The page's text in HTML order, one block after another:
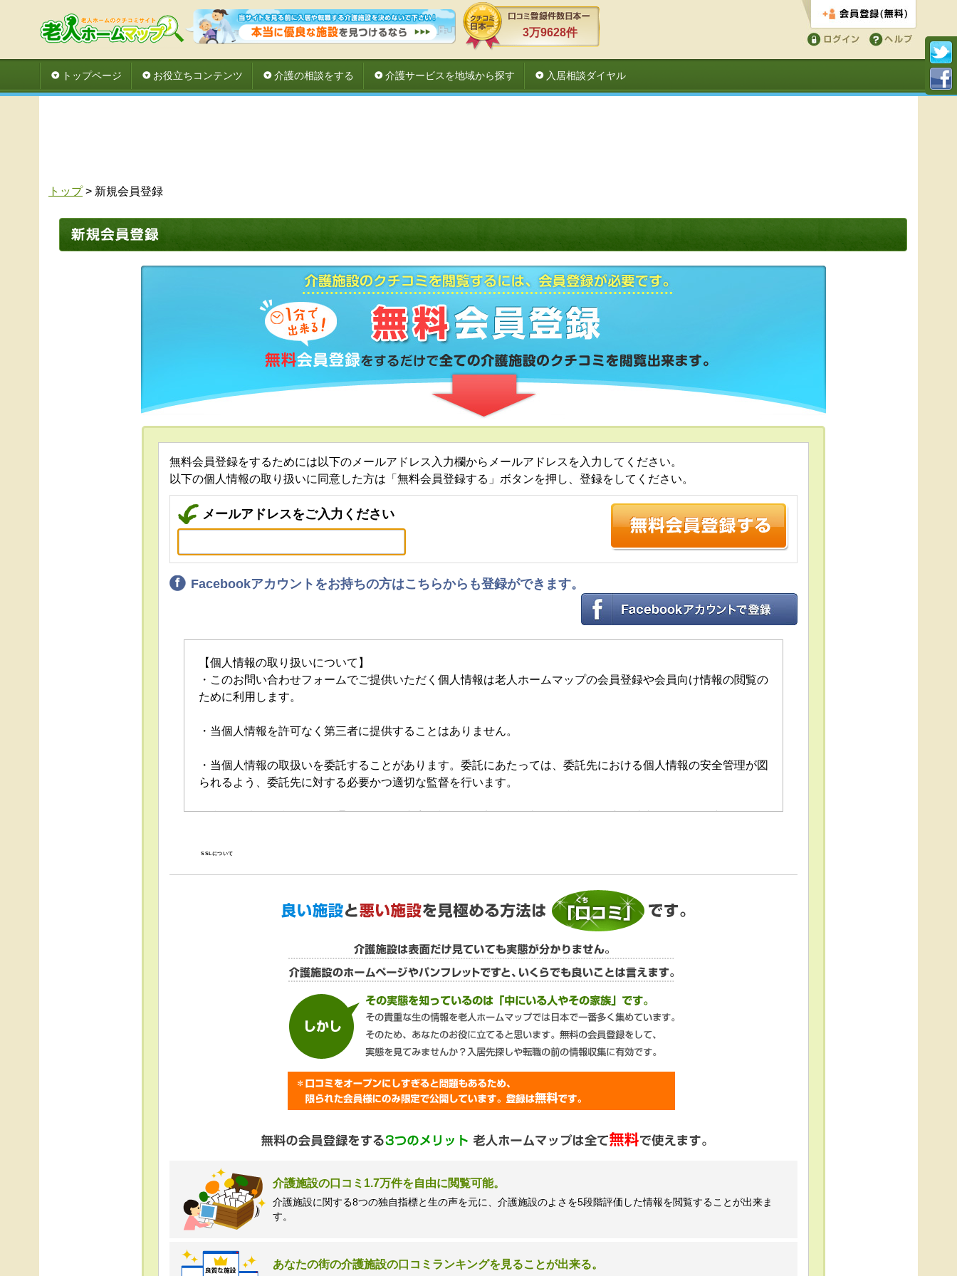
3万9628件
会員登録する
トップページ
お役立ちコンテンツ 介護の相談をする 介護サービスを地域から探す 入居相談ダイヤル
トップ> 新規会員登録
無料会員登録をするためには以下のメールアドレス入力欄からメールアドレスを入力してください。
以下の個人情報の取り扱いに同意した方は「無料会員登録する」ボタンを押し、登録をしてください。
メールアドレスをご入力ください
Facebookアカウントをお持ちの方はこちらからも登録ができます。
【個人情報の取り扱いについて】
・このお問い合わせフォームでご提供いただく個人情報は老人ホームマップの会員登録や会員向け情報の閲覧の
ために利用します。
・当個人情報を許可なく第三者に提供することはありません。
・当個人情報の取扱いを委託することがあります。委託にあたっては、委託先における個人情報の安全管理が図
られるよう、委託先に対する必要かつ適切な監督を行います。
口」で受け付けます。
・当ホームページではご利用状況の統計調査のためクッキー等を用いておりますが、これによる個人情報の取
＜個人情報苦情及び相談窓口＞
株式会社クリエイターズネクスト個人情報保護管理者 窪田望
TEL:0120-21-7070
（受付時間 10時～19時 土日祝日除く・営業のお電話はお断りいたします）
SSLについて
介護施設の口コミ1.7万件を自由に閲覧可能。
介護施設に関する8つの独自指標と生の声を元に、介護施設のよさを5段階評価した情報を閲覧することが出来ま
す。
あなたの街の介護施設の口コミランキングを見ることが出来る。